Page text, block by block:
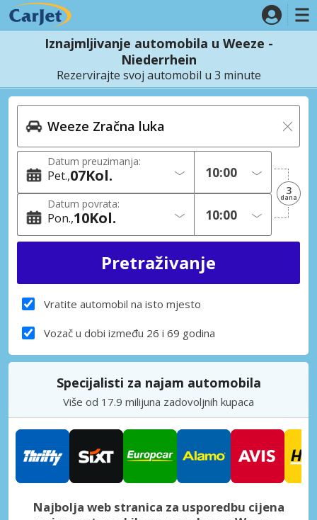
Iznajmljivanje automobila u Weeze -
Niederrhein
Rezervirajte svoj automobil u 3 minute
Datum preuzimanja:
Pet. 07Kol.
Datum povrata:
Pon. 10Kol.
3
dana
Vratite automobil na isto mjesto
Vozač u dobi između 26 i 69 godina
Specijalisti za najam automobila
Više od 17.9 milijuna zadovoljnih kupaca
Najbolja web stranica za usporedbu cijena